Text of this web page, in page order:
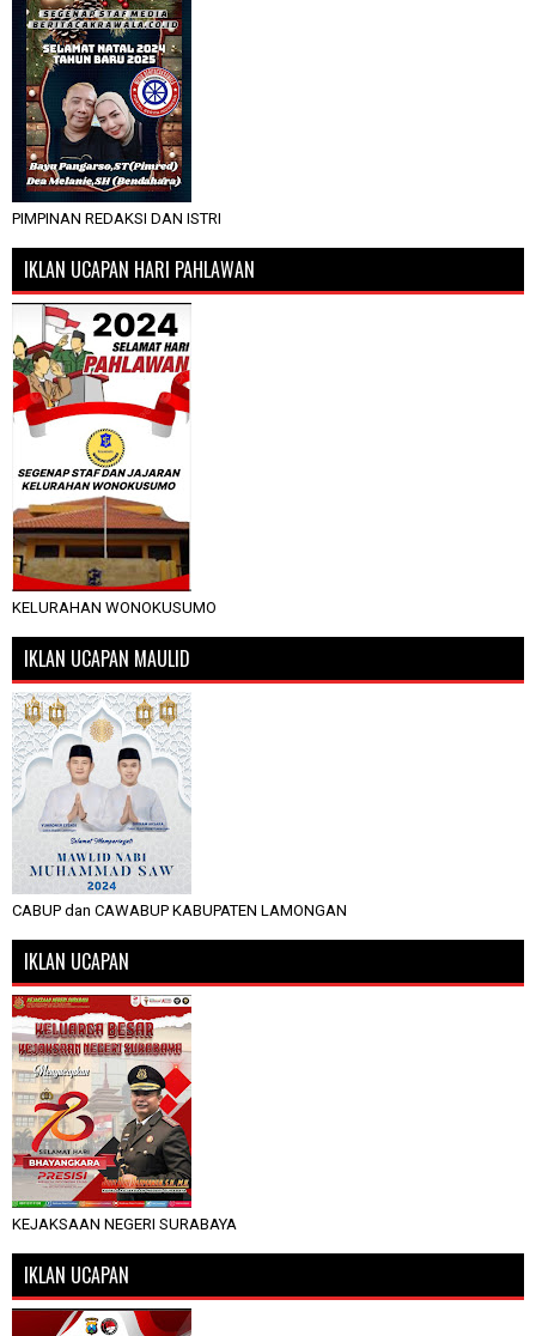
PIMPINAN REDAKSI DAN ISTRI
IKLAN UCAPAN HARI PAHLAWAN
KELURAHAN WONOKUSUMO
IKLAN UCAPAN MAULID
CABUP dan CAWABUP KABUPATEN LAMONGAN
IKLAN UCAPAN
KEJAKSAAN NEGERI SURABAYA
IKLAN UCAPAN